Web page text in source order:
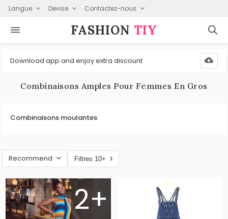
Langue Devise Contactez-nous
FASHION⁠ TIY
Download app and enjoy extra discount
Combinaisons Amples Pour Femmes En Gros
Combinaisons moulantes
Recommend Filtres 10+
2+